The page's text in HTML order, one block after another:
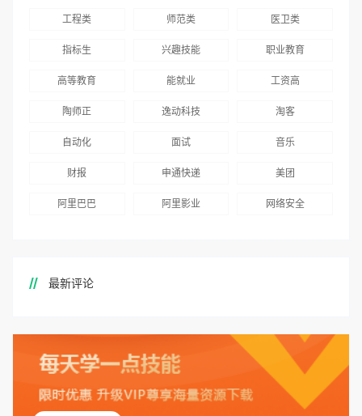
工程类 师范类 医卫类
指标生 兴趣技能 职业教育
高等教育 能就业 工资高
陶师正 逸动科技 淘客
自动化 面试 音乐
财报 申通快递 美团
阿里巴巴 阿里影业 网络安全
最新评论